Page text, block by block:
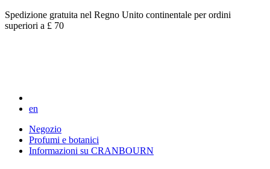
Spedizione gratuita nel Regno Unito continentale per ordini
superiori a £ 70
en
Negozio
Profumi e botanici
Informazioni su CRANBOURN